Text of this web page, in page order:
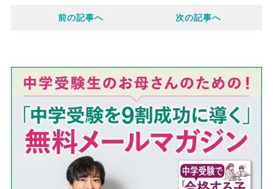
o
k
t
前の記事へ 次の記事へ